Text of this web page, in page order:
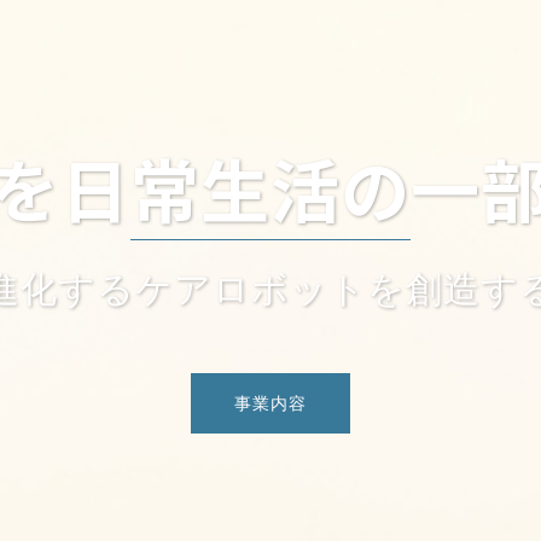
日常生活の一
化するケアロボットを創造す
事業内容